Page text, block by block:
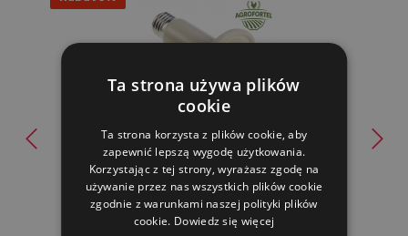
Żarówka ceramiczna 60W
47.90 zl
43.54 zl
Ta strona używa plików
cookie
Ta strona korzysta z plików cookie, aby
zapewnić lepszą wygodę użytkowania.
Korzystając z tej strony, wyrażasz zgodę na
używanie przez nas wszystkich plików cookie
zgodnie z warunkami naszej polityki plików
cookie. Dowiedz się więcej